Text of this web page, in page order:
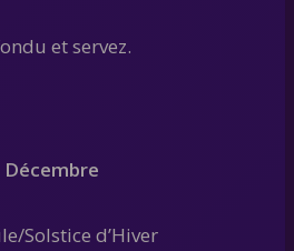
et servez.
Décembre
Solstice d’Hiver